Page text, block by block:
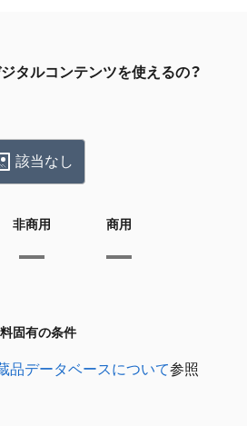
タルコンテンツを使えるの？
該当なし
非商用 商用
固有の条件
データベースについて参照